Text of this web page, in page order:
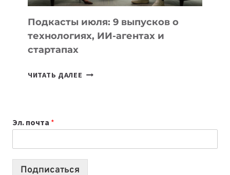
ДЛЯ
УЧЕБЫ
Подкасты июля: 9 выпусков о
технологиях, ИИ-агентах и
стартапах
ЧИТАТЬ ДАЛЕЕ ПОДКАСТЫ
ИИ-
АГЕНТАХ
Эл. почта *
Подписаться